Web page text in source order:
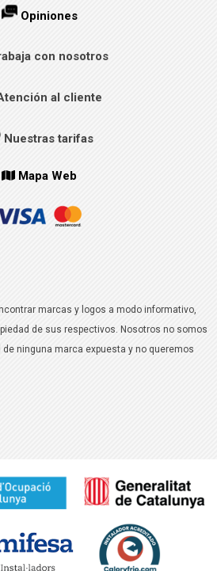
Opiniones
con nosotros
al cliente
Nuestras tarifas
Mapa Web
marcas y logos a modo informativo,
de sus respectivos. Nosotros no somos
ninguna marca expuesta y no queremos